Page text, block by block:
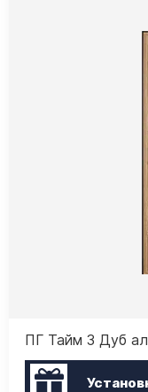
ПГ Тайм 3 Дуб